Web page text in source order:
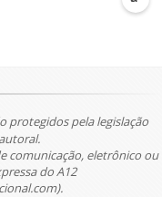
protegidos pela legislação
comunicação, eletrônico ou
do A12